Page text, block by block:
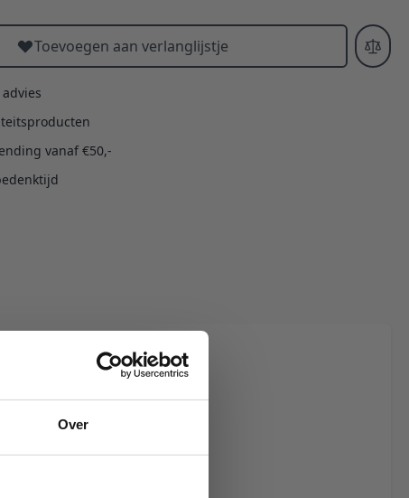
Over
Toevoegen aan verlanglijstje
vanaf €50,-